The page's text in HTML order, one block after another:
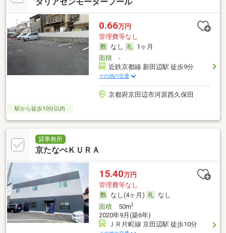
0.66万円
管理費等なし
なし
1ヶ月
面積-
近鉄京都線 新田辺駅 徒歩9分
その他の交通
京都府京田辺市河原西久保田
駅から徒歩10分以内
貸事務所
京たなべＫＵＲＡ
15.40万円
管理費等なし
なし(4ヶ月)
なし
面積50m2
2020年9月(築6年)
ＪＲ片町線 京田辺駅 徒歩10分